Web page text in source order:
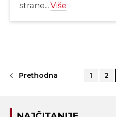
strane... Više
Prethodna 1 2